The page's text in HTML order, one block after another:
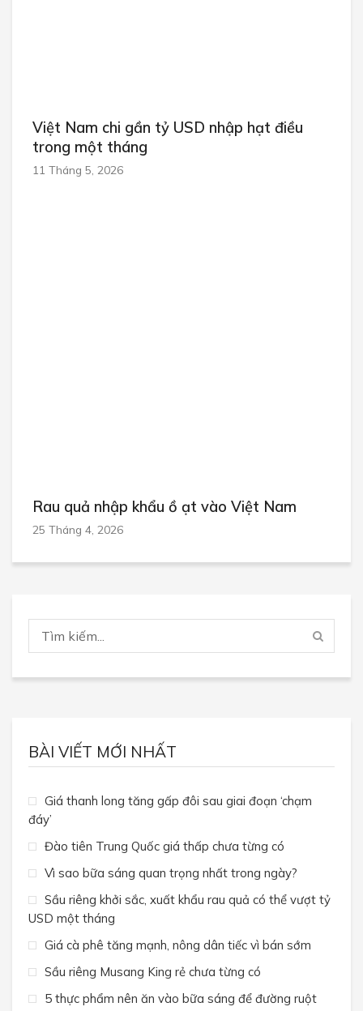
Việt Nam chi gần tỷ USD nhập hạt điều
trong một tháng
11 Tháng 5, 2026
Rau quả nhập khẩu ồ ạt vào Việt Nam
25 Tháng 4, 2026
BÀI VIẾT MỚI NHẤT
Giá thanh long tăng gấp đôi sau giai đoạn ‘chạm
đáy’
Đào tiên Trung Quốc giá thấp chưa từng có
Vì sao bữa sáng quan trọng nhất trong ngày?
Sầu riêng khởi sắc, xuất khẩu rau quả có thể vượt tỷ
USD một tháng
Giá cà phê tăng mạnh, nông dân tiếc vì bán sớm
Sầu riêng Musang King rẻ chưa từng có
5 thực phẩm nên ăn vào bữa sáng để đường ruột